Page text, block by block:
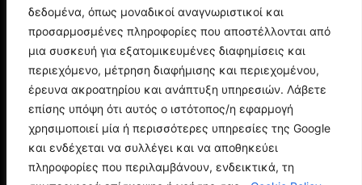
δεδομένα, όπως μοναδικοί αναγνωριστικοί και
προσαρμοσμένες πληροφορίες που αποστέλλονται από
μια συσκευή για εξατομικευμένες διαφημίσεις και
περιεχόμενο, μέτρηση διαφήμισης και περιεχομένου,
έρευνα ακροατηρίου και ανάπτυξη υπηρεσιών. Λάβετε
επίσης υπόψη ότι αυτός ο ιστότοπος/η εφαρμογή
χρησιμοποιεί μία ή περισσότερες υπηρεσίες της Google
και ενδέχεται να συλλέγει και να αποθηκεύει
πληροφορίες που περιλαμβάνουν, ενδεικτικά, τη
9.000 τίτλοι βιβλίων σε περιμένουν στο
Παζάρι Βιβλίου της Αθήνας
POP CULTURE
Corto Maltese: Η ιστορία του θρυλικού ήρωα
του Hugo Pratt
Ποιος είναι ο Doctor Doom; Η ιστορία του
μεγαλύτερου εχθρού των Fantastic Four
Spider-Man: Brand New Day - Όλα όσα πρέπει